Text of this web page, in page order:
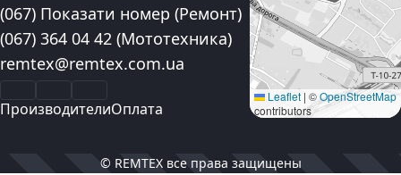
(067) Показати номер (Ремонт)
(067) 364 04 42 (Мототехника)
Электронная почта:
remtex@remtex.com.ua
ПроизводителиОплата
Leaflet | ©OpenStreetMap
contributors
© REMTEX все права защищены